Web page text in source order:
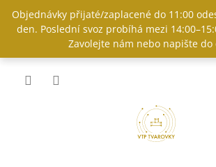
obsah
Objednávky přijaté/zaplacené do 11:00
den. Poslední svoz probíhá mezi
Zavolejte nám nebo napište do